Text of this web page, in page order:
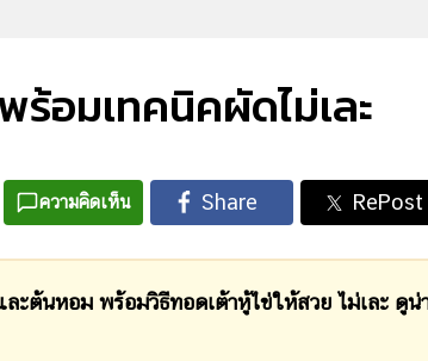
อมเทคนิคผัดไม่เละ
ความคิดเห็น
ต้นหอม พร้อมวิธีทอดเต้าหู้ไข่ให้สวย ไม่เละ ดูน่